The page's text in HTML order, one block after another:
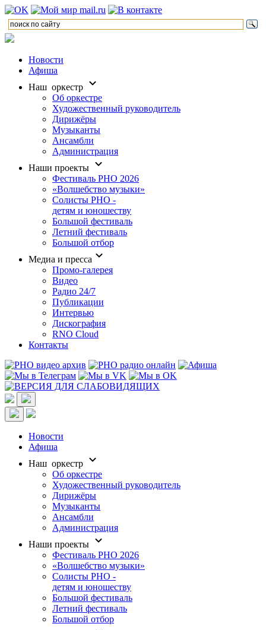
Новости
Афиша
Наш оркестр
Об оркестре
Художественный руководитель
Дирижёры
Музыканты
Ансамбли
Администрация
Наши проекты
Фестиваль РНО 2026
«Волшебство музыки»
Солисты РНО -
детям и юношеству
Большой фестиваль
Летний фестиваль
Большой отбор
Медиа и пресса
Промо-галерея
Видео
Радио 24/7
Публикации
Интервью
Дискография
RNO Cloud
Контакты
Новости
Афиша
Наш оркестр
Об оркестре
Художественный руководитель
Дирижёры
Музыканты
Ансамбли
Администрация
Наши проекты
Фестиваль РНО 2026
«Волшебство музыки»
Солисты РНО -
детям и юношеству
Большой фестиваль
Летний фестиваль
Большой отбор